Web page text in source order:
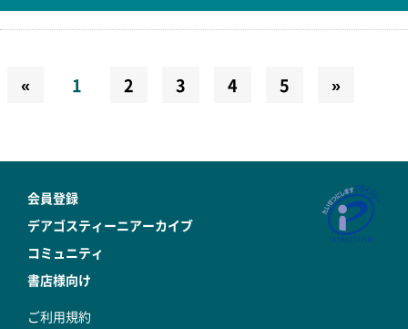
« 1 2 3 4 5 »
会員登録
デアゴスティーニアーカイブ
コミュニティ
書店様向け
ご利用規約